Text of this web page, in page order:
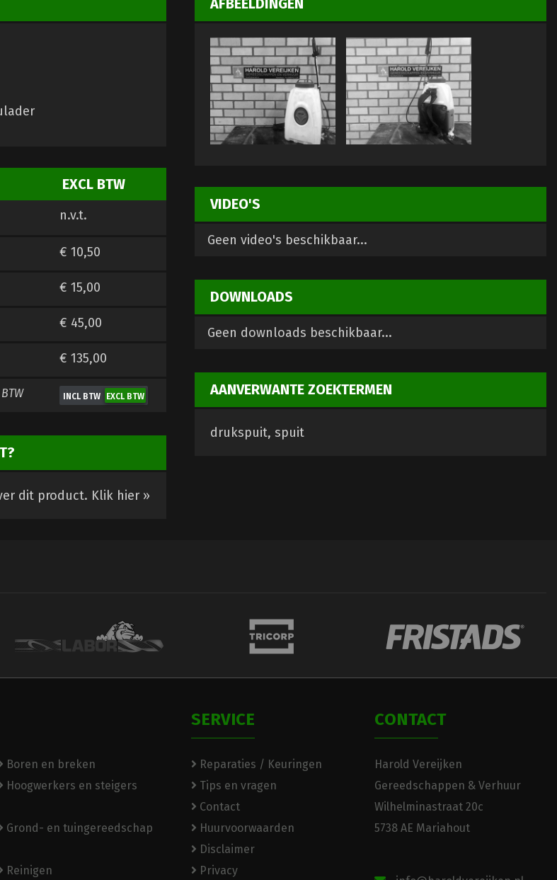
EXCL BTW
n.v.t.
€ 10,50
€ 15,00
€ 45,00
€ 135,00
dit product. Klik hier »
AFBEELDINGEN
VIDEO'S
Geen video's beschikbaar...
DOWNLOADS
Geen downloads beschikbaar...
AANVERWANTE ZOEKTERMEN
drukspuit, spuit
Boren en breken
Hoogwerkers en steigers
Grond- en tuingereedschap
Reinigen
SERVICE
Reparaties / Keuringen
Tips en vragen
Contact
Huurvoorwaarden
Disclaimer
Privacy
CONTACT
Harold Vereijken
Gereedschappen & Verhuur
Wilhelminastraat 20c
5738 AE Mariahout